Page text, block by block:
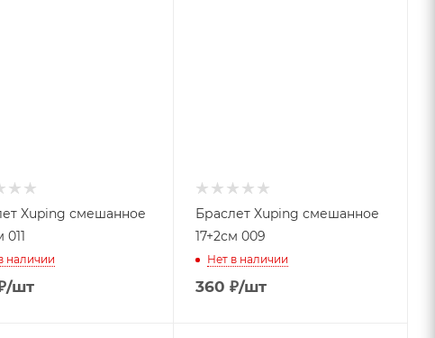
Xuping смешанное
011
наличии
/шт
Браслет Xuping смешанное
17+2см 009
Нет в наличии
360 ₽/шт